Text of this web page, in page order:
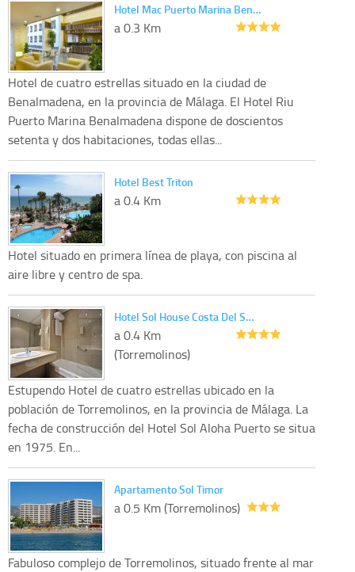
Hotel Mac Puerto Marina Ben…
a 0.3 Km
Hotel de cuatro estrellas situado en la ciudad de
Benalmadena, en la provincia de Málaga. El Hotel Riu
Puerto Marina Benalmadena dispone de doscientos
setenta y dos habitaciones, todas ellas...
Hotel Best Triton
a 0.4 Km
Hotel situado en primera línea de playa, con piscina al
aire libre y centro de spa.
Hotel Sol House Costa Del S…
a 0.4 Km
(Torremolinos)
Estupendo Hotel de cuatro estrellas ubicado en la
población de Torremolinos, en la provincia de Málaga. La
fecha de construcción del Hotel Sol Aloha Puerto se situa
en 1975. En...
Apartamento Sol Timor
a 0.5 Km (Torremolinos)
Fabuloso complejo de Torremolinos, situado frente al mar